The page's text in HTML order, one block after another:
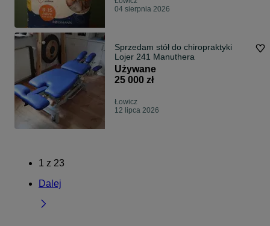
04 sierpnia 2026
Sprzedam stół do chiropraktyki
Lojer 241 Manuthera
Używane
25 000 zł
Łowicz
12 lipca 2026
1 z 23
Dalej